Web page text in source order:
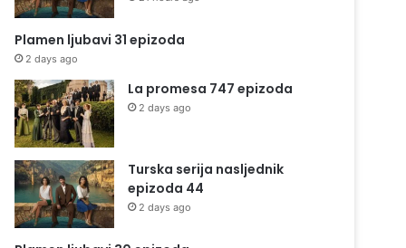
Plamen ljubavi 31 epizoda
2 days ago
La promesa 747 epizoda
2 days ago
Turska serija nasljednik
epizoda 44
2 days ago